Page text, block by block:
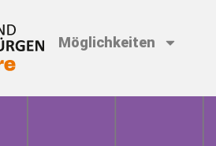
Möglichkeiten